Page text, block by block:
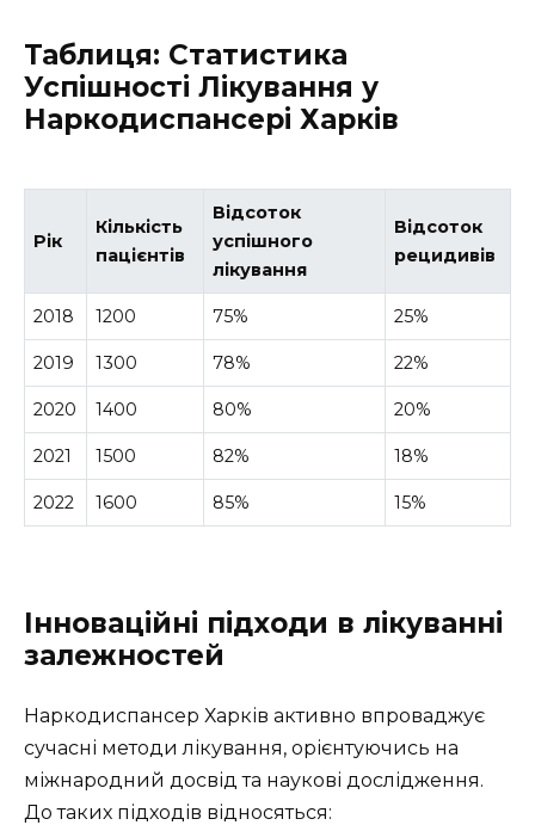
Таблиця: Статистика
Успішності Лікування у
Наркодиспансері Харків
Рік
Кількість
пацієнтів
Відсоток
успішного
лікування
Відсоток
рецидивів
2018 1200 75% 25%
2019 1300 78% 22%
2020 1400 80% 20%
2021 1500 82% 18%
2022 1600 85% 15%
Інноваційні підходи в лікуванні
залежностей
Наркодиспансер Харків активно впроваджує
сучасні методи лікування, орієнтуючись на
міжнародний досвід та наукові дослідження.
До таких підходів відносяться: